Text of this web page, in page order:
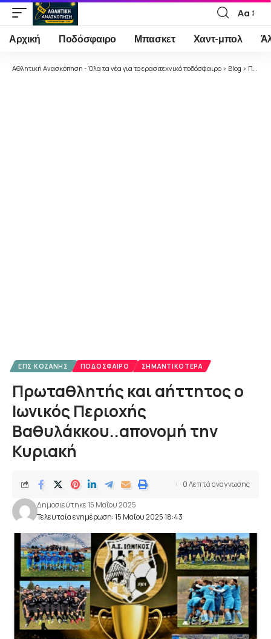
Font
Resizer
Αα
Αρχική Ποδόσφαιρο Μπασκετ Χαντ-μπολ
Αθλητική Ανασκόπηση - Όλα τα νέα για το ερασιτεχνικό ποδόσφαιρο > Blog > Ποδόσφαιρο
ΕΠΣ ΚΟΖΆΝΗΣ ΠΟΔΌΣΦΑΙΡΟ ΣΗΜΑΝΤΙΚΌΤΕΡΑ
Πρωταθλητής και αήττητος ο
Ιωνικός Περιοχής
Βαθυλάκκου..απονομή την
Κυριακή
Τελευταία ενημέρωση: 15 Μαΐου 2025 18:43
Δημοσιεύτηκε 15 Μαΐου 2025
0 Λεπτά αναγνωσης